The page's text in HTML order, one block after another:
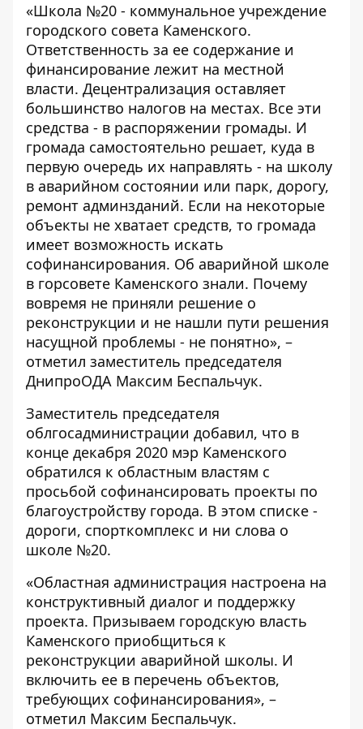
«Школа №20 - коммунальное учреждение
городского совета Каменского.
Ответственность за ее содержание и
финансирование лежит на местной
власти. Децентрализация оставляет
большинство налогов на местах. Все эти
средства - в распоряжении громады. И
громада самостоятельно решает, куда в
первую очередь их направлять - на школу
в аварийном состоянии или парк, дорогу,
ремонт админзданий. Если на некоторые
объекты не хватает средств, то громада
имеет возможность искать
софинансирования. Об аварийной школе
в горсовете Каменского знали. Почему
вовремя не приняли решение о
реконструкции и не нашли пути решения
насущной проблемы - не понятно», –
отметил заместитель председателя
ДнипроОДА Максим Беспальчук.
Заместитель председателя
облгосадминистрации добавил, что в
конце декабря 2020 мэр Каменского
обратился к областным властям с
просьбой софинансировать проекты по
благоустройству города. В этом списке -
дороги, спорткомплекс и ни слова о
школе №20.
«Областная администрация настроена на
конструктивный диалог и поддержку
проекта. Призываем городскую власть
Каменского приобщиться к
реконструкции аварийной школы. И
включить ее в перечень объектов,
требующих софинансирования», –
отметил Максим Беспальчук.